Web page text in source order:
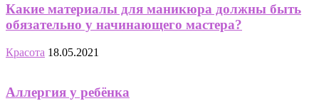
Какие материалы для маникюра должны быть
обязательно у начинающего мастера?
Красота 18.05.2021
Аллергия у ребёнка